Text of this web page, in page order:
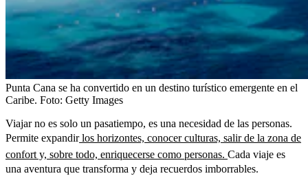
Punta Cana se ha convertido en un destino turístico emergente en el
Caribe. Foto: Getty Images
Viajar no es solo un pasatiempo, es una necesidad de las personas.
Permite expandirlos horizontes, conocer culturas, salir de la zona de
confort y, sobre todo, enriquecerse como personas. Cada viaje es
una aventura que transforma y deja recuerdos imborrables.